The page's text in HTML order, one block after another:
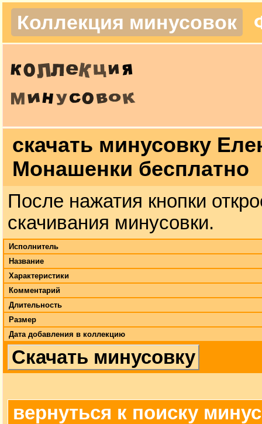
Коллекция минусовок
скачать минусовку
Монашенки бесплатно
После нажатия кнопки
скачивания минусовки.
Исполнитель
Название
Характеристики
Комментарий
Длительность
Размер
Дата добавления в коллекцию
Скачать минусовку
вернуться к поиску